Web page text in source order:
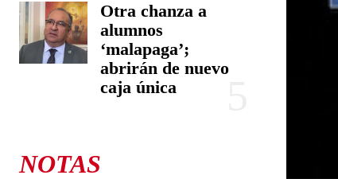
Otra chanza a
alumnos
‘malapaga’;
abrirán de nuevo
caja única
NOTAS